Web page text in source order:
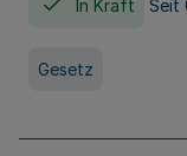
In Kraft Seit
Gesetz